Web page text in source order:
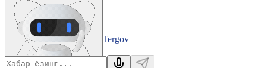
Tergov
Departamenti